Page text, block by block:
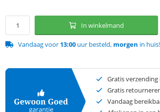
In winkelmand
Vandaag voor 13:00 uur besteld, morgen in huis!
Gratis
Gratis
Vandaag